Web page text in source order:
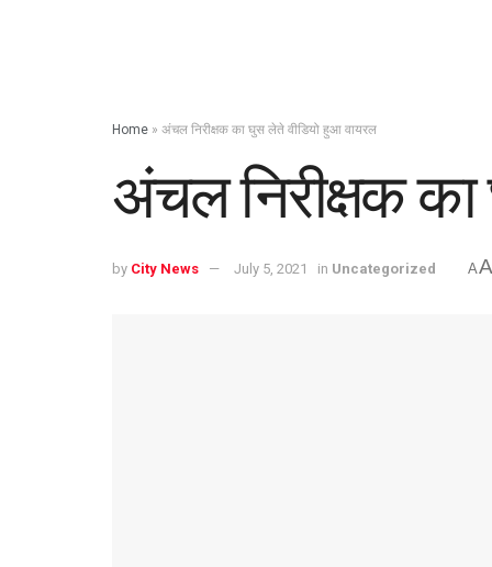
Home » अंचल निरीक्षक का घुस लेते वीडियो हुआ वायरल
अंचल निरीक्षक
by City News July 5, 2021 in Uncategorized AA